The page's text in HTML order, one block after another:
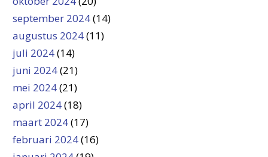
september 2024(14)
augustus 2024(11)
juli 2024(14)
juni 2024(21)
mei 2024(21)
april 2024(18)
maart 2024(17)
februari 2024(16)